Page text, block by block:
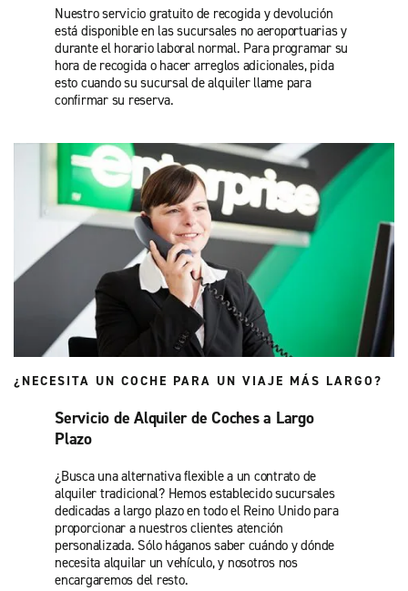
Nuestro servicio gratuito de recogida y devolución
está disponible en las sucursales no aeroportuarias y
durante el horario laboral normal. Para programar su
hora de recogida o hacer arreglos adicionales, pida
esto cuando su sucursal de alquiler llame para
confirmar su reserva.
¿NECESITA UN COCHE PARA UN VIAJE MÁS LARGO?
Servicio de Alquiler de Coches a Largo
Plazo
¿Busca una alternativa flexible a un contrato de
alquiler tradicional? Hemos establecido sucursales
dedicadas a largo plazo en todo el Reino Unido para
proporcionar a nuestros clientes atención
personalizada. Sólo háganos saber cuándo y dónde
necesita alquilar un vehículo, y nosotros nos
encargaremos del resto.